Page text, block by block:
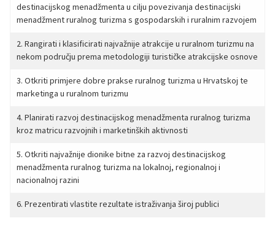
destinacijskog menadžmenta u cilju povezivanja destinacijski
menadžment ruralnog turizma s gospodarskih i ruralnim razvojem
2. Rangirati i klasificirati najvažnije atrakcije u ruralnom turizmu na
nekom području prema metodologiji turističke atrakcijske osnove
3. Otkriti primjere dobre prakse ruralnog turizma u Hrvatskoj te
marketinga u ruralnom turizmu
4. Planirati razvoj destinacijskog menadžmenta ruralnog turizma
kroz matricu razvojnih i marketinških aktivnosti
5. Otkriti najvažnije dionike bitne za razvoj destinacijskog
menadžmenta ruralnog turizma na lokalnoj, regionalnoj i
nacionalnoj razini
6. Prezentirati vlastite rezultate istraživanja široj publici